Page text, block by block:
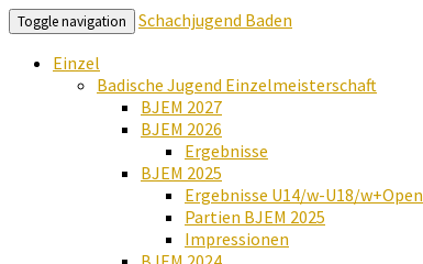
Toggle navigation
Schachjugend Baden
Einzel
Badische Jugend Einzelmeisterschaft
BJEM 2027
BJEM 2026
Ergebnisse
BJEM 2025
Ergebnisse U14/w-U18/w+Open
Partien BJEM 2025
Impressionen